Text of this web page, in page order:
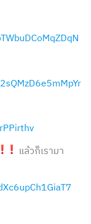
แล้วก็เรามา